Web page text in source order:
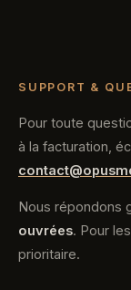
SUPPORT &
Pour toute
à la facturation,
Nous répondons
ouvrées. Pour
prioritaire.